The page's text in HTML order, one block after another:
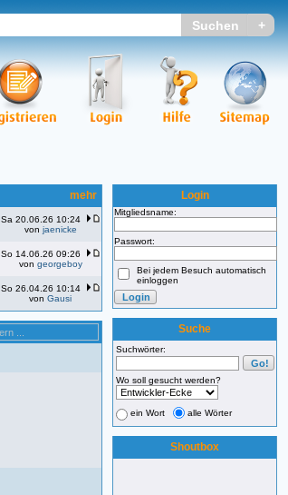
mehr
Sa 20.06.26 10:24
von jaenicke
So 14.06.26 09:26
von georgeboy
So 26.04.26 10:14
von Gausi
Login
Mitgliedsname:
Passwort:
Bei jedem Besuch automatisch
einloggen
Suche
Suchwörter:
Wo soll gesucht werden?
ein Wort alle Wörter
Shoutbox